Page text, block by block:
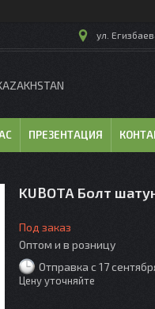
ул.
ПРЕЗЕНТАЦИЯ
KUBOTA Болт
Под заказ
Оптом и в розницу
Отправка с 17
Цену уточняйте